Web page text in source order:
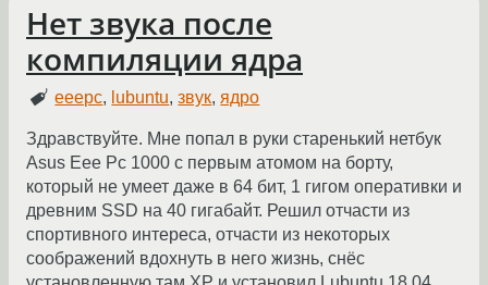
Нет звука после
компиляции ядра
eeepc, lubuntu,звук, ядро
Здравствуйте. Мне попал в руки старенький нетбук
Asus Eee Pc 1000 с первым атомом на борту,
который не умеет даже в 64 бит, 1 гигом оперативки и
древним SSD на 40 гигабайт. Решил отчасти из
спортивного интереса, отчасти из некоторых
соображений вдохнуть в него жизнь, снёс